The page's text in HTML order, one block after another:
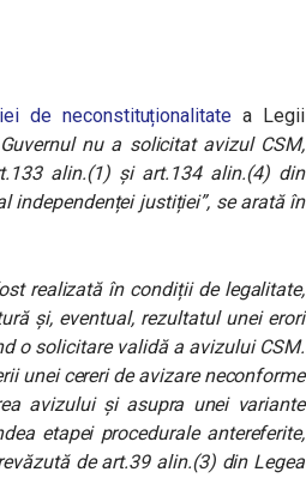
de neconstituționalitatea Legii
Guvernul nu a solicitat avizul CSM,
alin.(1) și art.134 alin.(4) din
independenței justiției”, se arată în
realizată în condiții de legalitate,
și, eventual, rezultatul unei erori
o solicitare validă a avizului CSM.
unei cereri de avizare neconforme
avizului și asupra unei variante
etapei procedurale antereferite,
de art.39 alin.(3) din Legea